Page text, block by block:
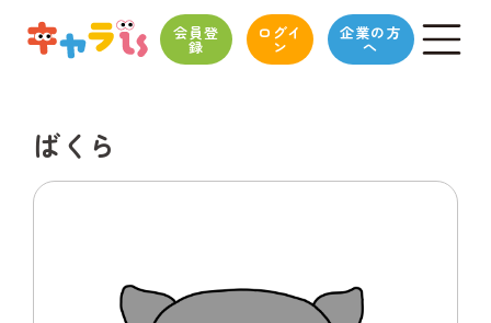
会員登
録
ログイ
ン
企業の方
へ
ばくら